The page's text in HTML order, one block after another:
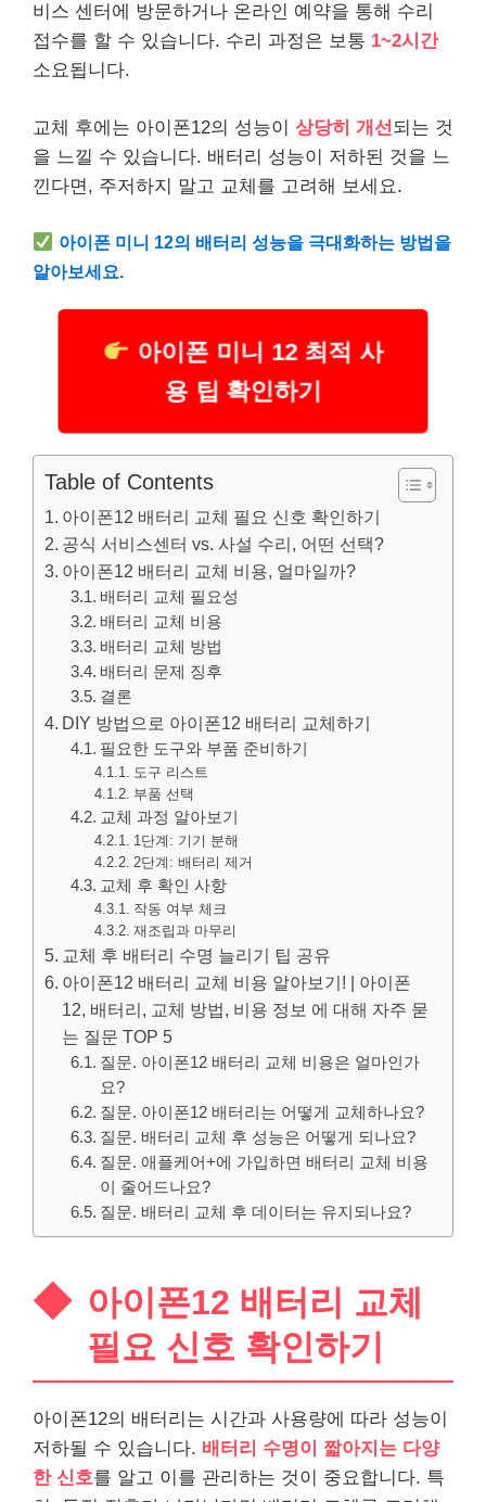
비스 센터에 방문하거나 온라인 예약을 통해 수리
접수를 할 수 있습니다. 수리 과정은 보통 1~2시간
소요됩니다.
교체 후에는 아이폰12의 성능이 상당히 개선 되는 것
을 느낄 수 있습니다. 배터리 성능이 저하된 것을 느
낀다면, 주저하지 말고 교체를 고려해 보세요.
아이폰 미니 12의 배터리 성능을 극대화하는 방법을
알아보세요.
아이폰 미니 12 최적 사
용 팁 확인하기
Table of Contents
아이폰12 배터리 교체 필요 신호 확인하기
공식 서비스센터 vs. 사설 수리, 어떤 선택?
아이폰12 배터리 교체 비용, 얼마일까?
배터리 교체 필요성
배터리 교체 비용
배터리 교체 방법
배터리 문제 징후
결론
DIY 방법으로 아이폰12 배터리 교체하기
필요한 도구와 부품 준비하기
도구 리스트
부품 선택
교체 과정 알아보기
1단계: 기기 분해
2단계: 배터리 제거
교체 후 확인 사항
작동 여부 체크
재조립과 마무리
교체 후 배터리 수명 늘리기 팁 공유
아이폰12 배터리 교체 비용 알아보기! | 아이폰
12, 배터리, 교체 방법, 비용 정보 에 대해 자주 묻
는 질문 TOP 5
질문. 아이폰12 배터리 교체 비용은 얼마인가
요?
질문. 아이폰12 배터리는 어떻게 교체하나요?
질문. 배터리 교체 후 성능은 어떻게 되나요?
질문. 애플케어+에 가입하면 배터리 교체 비용
이 줄어드나요?
질문. 배터리 교체 후 데이터는 유지되나요?
아이폰12 배터리 교체
필요 신호 확인하기
아이폰12의 배터리는 시간과 사용량에 따라 성능이
저하될 수 있습니다. 배터리 수명이 짧아지는 다양
한 신호를 알고 이를 관리하는 것이 중요합니다. 특